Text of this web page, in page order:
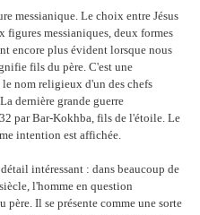
messianique. Le choix entre Jésus
figures messianiques, deux formes
encore plus évident lorsque nous
fils du père. C'est une
nom religieux d'un des chefs
dernière grande guerre
par Bar-Kokhba, fils de l'étoile. Le
intention est affichée.
intéressant : dans beaucoup de
l'homme en question
père. Il se présente comme une sorte